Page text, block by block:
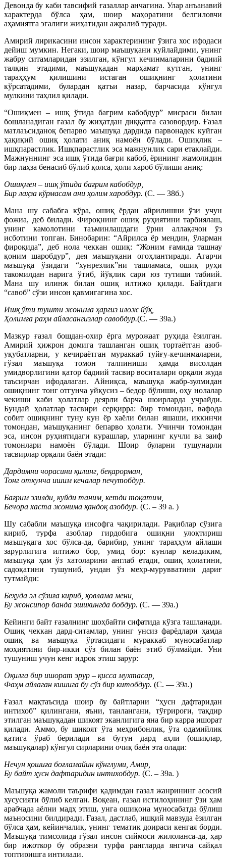
Девонда бу каби тавсифий ғазаллар анчагина. Улар анъанавий
характерда бўлса ҳам, шоир маҳоратини белгиловчи
аҳамиятга эгалиги жиҳатидан ажралиб туради.
Амирий лирикасини инсон характерининг ўзига хос ифодаси
дейиш мумкин. Негаки, шоир маъшуқани куйлайдими, унинг
жабру ситамларидан эзилган, кўнгул кечинмаларини бадиий
талқин этадими, маъшуқадан марҳамат кутган, унинг
тараҳҳум қилишини истаган ошиқнинг ҳолатини
кўрсатадими, булардан қатъи назар, барчасида кўнгул
мулкини таҳлил қилади.
“Ошиқмен – ишқ ўтида бағрим кабобдур” мисраси билан
бошланадиган ғазал бу жиҳатдан диққатга сазовордир. Ғазал
матлаъсиданоқ бепарво маъшуқа дардида парвонадек куйган
ҳақиқий ошиқ ҳолати аниқ намоён бўлади. Ошиқлик –
ишқпарастлик. Ишқпарастлик эса мажнунлик сари етаклайди.
Мажнуннинг эса ишқ ўтида бағри кабоб, ёрининг жамолидин
бир лаҳза бенасиб бўлиб қолса, ҳоли хароб бўлиши аниқ:
Ошиқмен – ишқ ўтида бағрим кабобдур,
Бир лаҳза кўрмасам ани ҳолим харобдур. (С. — 38б.)
Мана шу сабабга кўра, ошиқ ёрдан айрилишни ўзи учун
фожиа, деб билади. Фироқнинг ошиқ руҳиятини тарбиялаш,
унинг камолотини таъминлашдаги ўрни аллақачон ўз
исботини топган. Бинобарин: “Айрилса ёр мендин, ўларман
фироқида”, деб нола чеккан ошиқ: “Жоним ғамида ташнау
қоним шаробдур”, дея маъшуқани огоҳлантиради. Агарчи
маъшуқа ўзидаги “хунрезлик”ни ташламаса, ошиқ руҳи
такомилдан нарига ўтиб, йўқлик сари юз тутиши табиий.
Мана шу илинж билан ошиқ илтижо қилади. Байтдаги
“савоб” сўзи инсон қавмигагина хос.
Ишқ ўти тушти жонима ҳаргиз илож йўқ,
Ҳолимға раҳм айласангизлар савобдур.(С. — 39а.)
Мазкур ғазал бошдан-охир ёрга мурожаат руҳида ёзилган.
Амирий ҳижрон домига ташланган ошиқ тортаётган азоб-
уқубатларни, у кечираётган мураккаб туйғу-кечинмаларни,
гўзал маъшуқа томон талпиниши ҳамда висолдан
умидворлигини қатор бадиий тасвир воситалари орқали жуда
таъсирчан ифодалаган. Айниқса, маъшуқа жабр-зулмидан
ошиқнинг тонг отгунча уйқусиз – бедор бўлиши, оҳу нолалар
чекиши каби ҳолатлар деярли барча шоирларда учрайди.
Бундай ҳолатлар тасвири серқирра: бир томондан, вафода
собит ошиқнинг туну кун ёр хаёли билан яшаши, иккинчи
томондан, маъшуқанинг бепарво ҳолати. Учинчи томондан
эса, инсон руҳиятидаги курашлар, уларнинг кучли ва заиф
томонлари намоён бўлади. Шоир буларни тушунарли
тасвирлар орқали баён этади:
Дардимни чорасини қилинг, беқарорман,
Тонг откунча ишим кечалар печутобдур.
Бағрим эзилди, куйди таним, кетди тоқатим,
Бечора хаста жонима қандоқ азобдур. (С. – 39 а. )
Шу сабабли маъшуқа инсофга чақирилади. Рақиблар сўзига
кириб, турфа азоблар гирдобига ошиқни улоқтириш
маъшуқага хос бўлса-да, барибир, унинг тараҳҳум айлаши
зарурлигига илтижо бор, умид бор: кунлар келадиким,
маъшуқа ҳам ўз хатоларини англаб етади, ошиқ ҳолатини,
садоқатини тушуниб, ундан ўз меҳр-мурувватини дариғ
тутмайди:
Беҳуда эл сўзиға кириб, қовлама мени,
Бу жонсипор банда эшикингда бобдур. (С. — 39а.)
Кейинги байт ғазалнинг шоҳбайти сифатида кўзга ташланади.
Ошиқ чеккан дард-ситамлар, унинг унсиз фарёдлари ҳамда
ошиқ ва маъшуқа ўртасидаги мураккаб муносабатлар
моҳиятини бир-икки сўз билан баён этиб бўлмайди. Уни
тушуниш учун кенг идрок этиш зарур:
Оқилга бир ишорат эрур – қисса мухтасар,
Фаҳм айлаган кишига бу сўз бир китобдур. (С. — 39а.)
Ғазал мақтаъсида шоир бу байтларни “ҳусн дафтаридан
интихоб” қилингани, яъни, танлангани, тўғрироғи, тақдир
этилган маъшуқадан шикоят эканлигига яна бир карра ишорат
қилади. Аммо, бу шикоят ўта меҳрибонлик, ўта одамийлик
қатига ўраб берилади ва бутун дард аҳли (ошиқлар,
маъшуқалар) кўнгул сирларини очиқ баён эта олади:
Нечун қошиға боғламайин кўнглуми, Амир,
Бу байт ҳусн дафтаридин интихобдур. (С. – 39а. )
Маъшуқа жамоли таърифи қадимдан ғазал жанрининг асосий
хусусияти бўлиб келган. Воқеан, ғазал истилоҳининг ўзи ҳам
арабчада аёлни мадҳ этиш, унга ошиқона муносабатда бўлиш
маъносини билдиради. Ғазал, дастлаб, ишқий мавзуда ёзилган
бўлса ҳам, кейинчалик, унинг тематик доираси кенгая борди.
Маъшуқа тимсолида гўзал инсон сиймоси жилоланса-да, ҳар
бир ижоткор бу образни турфа рангларда янгича сайқал
топтиришга интилади.